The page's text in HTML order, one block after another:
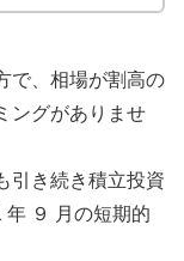
で、相場が割高の
ングがありませ
引き続き積立投資
年 ９ 月の短期的